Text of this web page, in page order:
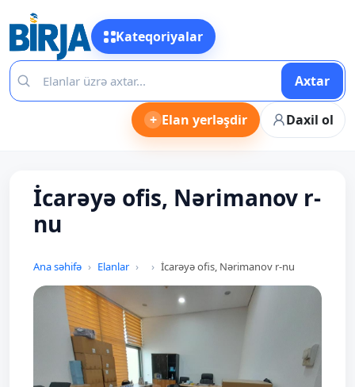
Kateqoriyalar
Axtar
+ Elan yerləşdir Daxil ol
İcarəyə ofis, Nərimanov r-
nu
Ana səhifə Elanlar İcarəyə ofis, Nərimanov r-nu